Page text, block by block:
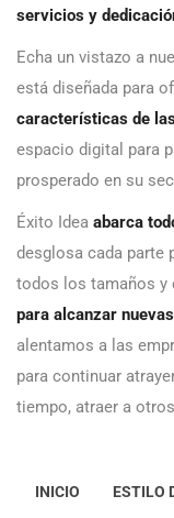
servicios y
Echa un vistazo a
está diseñada para
características de
espacio digital para
prosperado en su
Éxito Idea abarca
desglosa cada parte
todos los tamaños y
para alcanzar
alentamos a las
para continuar
tiempo, atraer a
INICIO ESTILO